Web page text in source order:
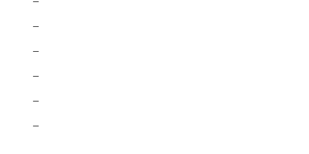
–
–
–
–
–